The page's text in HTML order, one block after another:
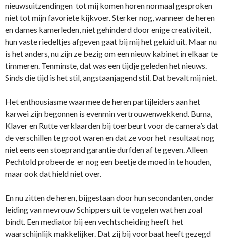
nieuwsuitzendingen tot mij komen horen normaal gesproken
niet tot mijn favoriete kijkvoer. Sterker nog, wanneer de heren
en dames kamerleden, niet gehinderd door enige creativiteit,
hun vaste riedeltjes afgeven gaat bij mij het geluid uit. Maar nu
is het anders, nu zijn ze bezig om een nieuw kabinet in elkaar te
timmeren. Tenminste, dat was een tijdje geleden het nieuws.
Sinds die tijd is het stil, angstaanjagend stil. Dat bevalt mij niet.
Het enthousiasme waarmee de heren partijleiders aan het
karwei zijn begonnen is evenmin vertrouwenwekkend. Buma,
Klaver en Rutte verklaarden bij toerbeurt voor de camera’s dat
de verschillen te groot waren en dat ze voor het resultaat nog
niet eens een stoeprand garantie durfden af te geven. Alleen
Pechtold probeerde er nog een beetje de moed in te houden,
maar ook dat hield niet over.
En nu zitten de heren, bijgestaan door hun secondanten, onder
leiding van mevrouw Schippers uit te vogelen wat hen zoal
bindt. Een mediator bij een vechtscheiding heeft het
waarschijnlijk makkelijker. Dat zij bij voorbaat heeft gezegd